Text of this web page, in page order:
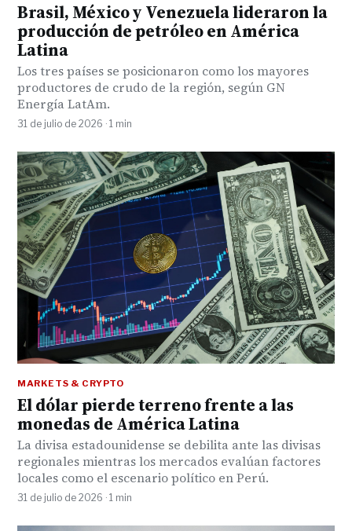
Brasil, México y Venezuela lideraron la
producción de petróleo en América
Latina
Los tres países se posicionaron como los mayores
productores de crudo de la región, según GN
Energía LatAm.
31 de julio de 2026 · 1 min
MARKETS & CRYPTO
El dólar pierde terreno frente a las
monedas de América Latina
La divisa estadounidense se debilita ante las divisas
regionales mientras los mercados evalúan factores
locales como el escenario político en Perú.
31 de julio de 2026 · 1 min